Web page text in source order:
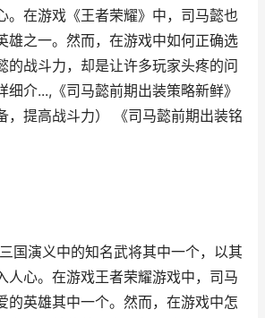
。在游戏《王者荣耀》中，司马懿也
雄之一。然而，在游戏中如何正确选
的战斗力，却是让许多玩家头疼的问
细介...,《司马懿前期出装策略新鲜》
，提高战斗力） 《司马懿前期出装铭
国演义中的知名武将其中一个，以其
人心。在游戏王者荣耀游戏中，司马
的英雄其中一个。然而，在游戏中怎